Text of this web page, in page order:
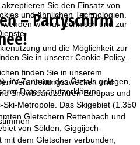
akzeptieren Sie den Einsatz von
und ähnlichen Technologien.
wir nur technisch und zur
und die Möglichkeit zur
Sie in unsererCookie-Policy
finden Sie in unserem
Verarbeitungszwecken und
Datenschutzerklärung.
– Partyschirm
im Zentrum des Ötztals gelegen,
Snowboardzentren Europas und
Metropole. Das Skigebiet (1.350
Gletschern Rettenbach und
von Sölden, Giggijoch-
dem Gletscher verbunden,